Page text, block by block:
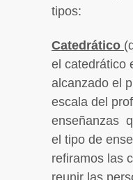
tipos:
Catedrático
el catedrático
alcanzado el
escala del
enseñanzas
el tipo de
refiramos las
reunir las